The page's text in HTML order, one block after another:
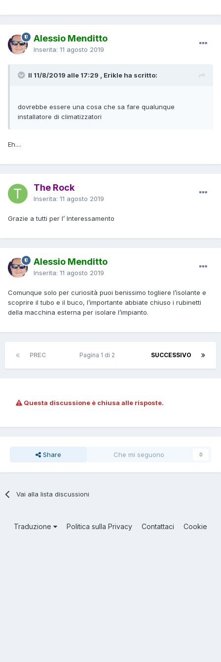
Alessio Menditto
Inserita: 11 agosto 2019
Il 11/8/2019 alle 17:29 , Erikle ha scritto:
dovrebbe essere una cosa che sa fare qualunque
installatore di climatizzatori
Eh....
The Rock
Inserita: 11 agosto 2019
Grazie a tutti per l’ Interessamento
Alessio Menditto
Inserita: 11 agosto 2019
Comunque solo per curiosità puoi benissimo togliere l’isolante e
scoprire il tubo e il buco, l’importante abbiate chiuso i rubinetti
della macchina esterna per isolare l’impianto.
PREC SUCCESSIVO
Pagina 1 di 2
Questa discussione è chiusa alle risposte.
Share Che mi seguono 0
Vai alla lista discussioni
Traduzione Politica sulla Privacy Contattaci Cookie